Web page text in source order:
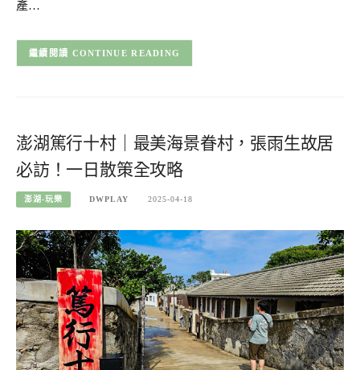
產…
CONTINUE READING
澎湖篤行十村｜最美海景眷村，張雨生故居
必訪！一日散策全攻略
澎湖-玩樂 DWPLAY 2025-04-18